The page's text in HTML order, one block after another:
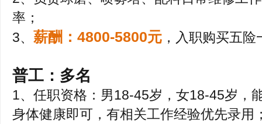
率；
3、 薪酬：4800-5800元 ，入职购买五险
普工：多名
1、任职资格：男18-45岁，女18-45岁，
身体健康即可，有相关工作经验优先录用